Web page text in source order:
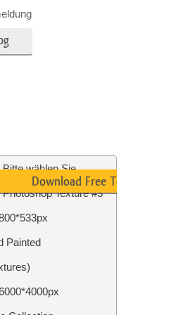
Bitte wählen Sie
Photoshop Texture #3
Painted
Download Free Texture